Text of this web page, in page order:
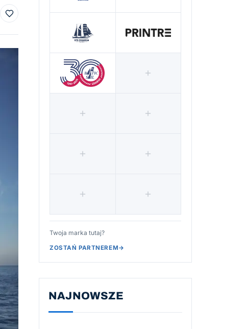
Do ulubionych
Twoja marka tutaj?
ZOSTAŃ PARTNEREM→
NAJNOWSZE